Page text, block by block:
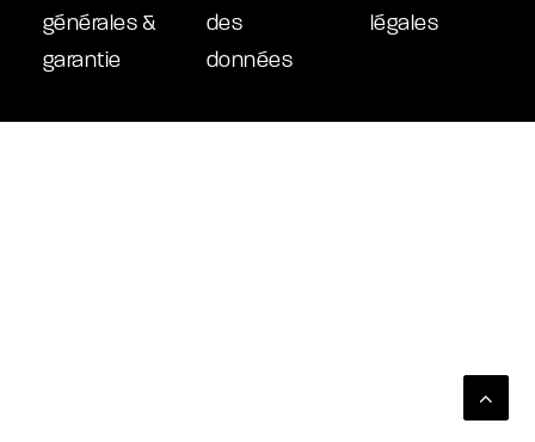
générales &
garantie
des
données
légales